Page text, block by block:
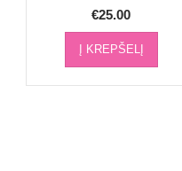
€25.00
Į KREPŠELĮ